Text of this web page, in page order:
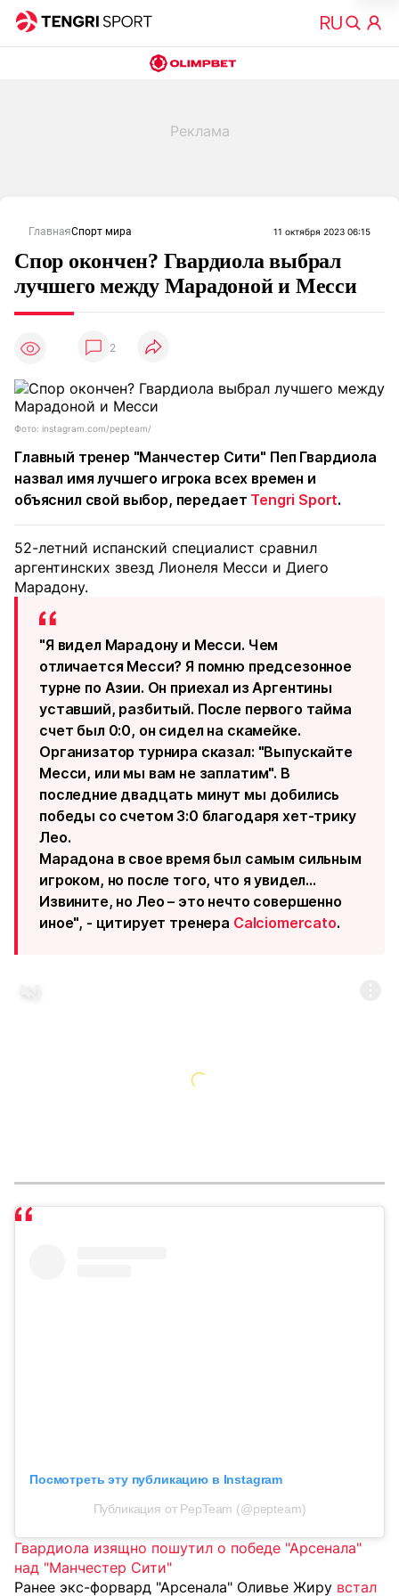
ГлавнаяСпорт мира 11 октября 2023 06:15
Спор окончен? Гвардиола выбрал
лучшего между Марадоной и Месси
2
Фото: instagram.com/pepteam/
Главный тренер "Манчестер Сити" Пеп Гвардиола
назвал имя лучшего игрока всех времен и
объяснил свой выбор, передает Tengri Sport.
52-летний испанский специалист сравнил
аргентинских звезд Лионеля Месси и Диего
Марадону.
"Я видел Марадону и Месси. Чем
отличается Месси? Я помню предсезонное
турне по Азии. Он приехал из Аргентины
уставший, разбитый. После первого тайма
счет был 0:0, он сидел на скамейке.
Организатор турнира сказал: "Выпускайте
Месси, или мы вам не заплатим". В
последние двадцать минут мы добились
победы со счетом 3:0 благодаря хет-трику
Лео.
Марадона в свое время был самым сильным
игроком, но после того, что я увидел...
Извините, но Лео – это нечто совершенно
иное", - цитирует тренера Calciomercato.
Посмотреть эту публикацию в Instagram
Публикация от PepTeam (@pepteam)
Гвардиола изящно пошутил о победе "Арсенала"
над "Манчестер Сити"
Ранее экс-форвард "Арсенала" Оливье Жиру встал